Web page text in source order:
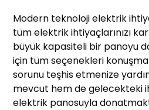
Modern teknoloji elektrik
tüm elektrik ihtiyaçlarınızı
büyük kapasiteli bir panoyu
için tüm seçenekleri
sorunu teşhis etmenize
mevcut hem de gelecekteki
elektrik panosuyla